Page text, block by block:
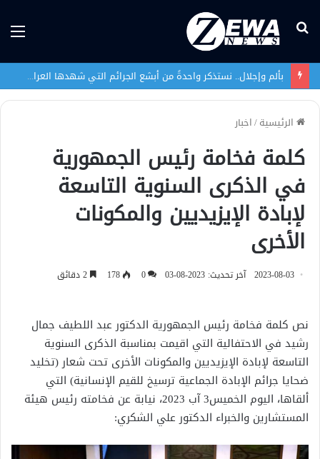
بحث
بألم وإجلال.. نستذكر واحدةً من أبشع الجرائم التي شهدها العراق في تاريخه الحديث
الرئيسية/اخبار
كلمة فخامة رئيس الجمهورية
في الذكرى السنوية التاسعة
لإبادة الإيزيديين والمكونات
الأخرى
2023-08-03 آخر تحديث: 2023-08-03 0
178
نص كلمة فخامة رئيس الجمهورية الدكتور عبد اللطيف جمال
رشيد في الاحتفالية التي اقيمت بمناسبة الذكرى السنوية
التاسعة لإبادة الإيزيديين والمكونات الأخرى تحت شعار (تخليد
ضحايا جرائم الإبادة الجماعية ترسيخ للقيم الإنسانية) التي
ألقاها، اليوم الخميس3 آب 2023، نيابة عن فخامته رئيس هيئة
المستشارين والخبراء الدكتور علي الشكري: